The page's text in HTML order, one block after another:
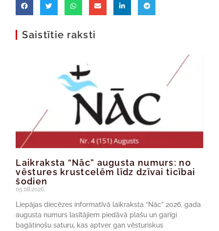
Saistītie raksti
Laikraksta “Nāc” augusta numurs: no
vēstures krustcelēm līdz dzīvai ticībai
šodien
05.08.2026.
Liepājas diecēzes informatīvā laikraksta “Nāc” 2026. gada
augusta numurs lasītājiem piedāvā plašu un garīgi
bagātinošu saturu, kas aptver gan vēsturiskus